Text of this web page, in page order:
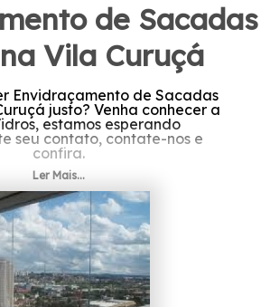
de Sacadas
Vila Curuçá
Envidraçamento de Sacadas
justo? Venha conhecer a
estamos esperando
seu contato, contate-nos e
confira.
é por Envidraçamento de
na Vila Curuçá? Saiba que a
oferece a solução que você
de engenharia de vidros,
portas de vidro,
de sacadas, box para
outros produtos e serviços.
com comprometimento,
e resultados satisfatórios.
Ler Mais...